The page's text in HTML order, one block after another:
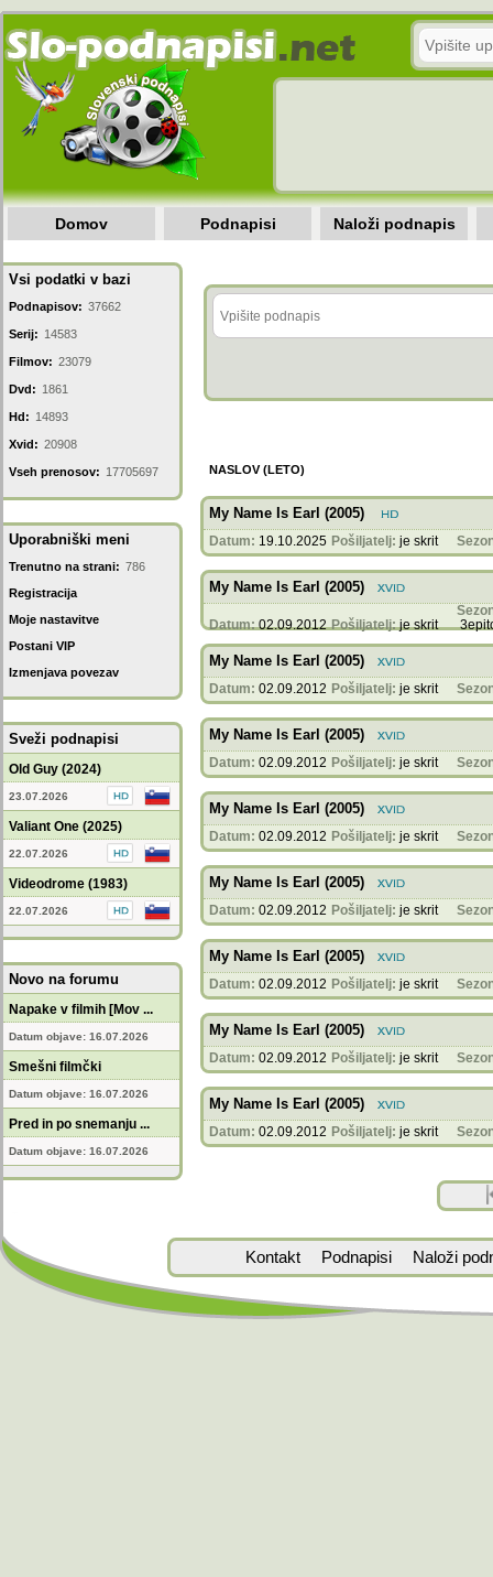
Domov Podnapisi Naloži podnapis
Vsi podatki v bazi
Podnapisov: 37662
Serij: 14583
Filmov: 23079
Dvd: 1861
Hd: 14893
Xvid: 20908
Vseh prenosov: 17705697
Uporabniški meni
Trenutno na strani: 786
Registracija
Moje nastavitve
Postani VIP
Izmenjava povezav
Sveži podnapisi
Old Guy (2024)
23.07.2026
Valiant One (2025)
22.07.2026
Videodrome (1983)
22.07.2026
Novo na forumu
Napake v filmih [Mov ...
Datum objave: 16.07.2026
Smešni filmčki
Datum objave: 16.07.2026
Pred in po snemanju ...
Datum objave: 16.07.2026
NASLOV (LETO)
My Name Is Earl (2005)
Datum: 19.10.2025 Pošiljatelj: je skrit
My Name Is Earl (2005)
Datum: 02.09.2012 Pošiljatelj: je skrit
My Name Is Earl (2005)
Datum: 02.09.2012 Pošiljatelj: je skrit
My Name Is Earl (2005)
Datum: 02.09.2012 Pošiljatelj: je skrit
My Name Is Earl (2005)
Datum: 02.09.2012 Pošiljatelj: je skrit
My Name Is Earl (2005)
Datum: 02.09.2012 Pošiljatelj: je skrit
My Name Is Earl (2005)
Datum: 02.09.2012 Pošiljatelj: je skrit
My Name Is Earl (2005)
Datum: 02.09.2012 Pošiljatelj: je skrit
My Name Is Earl (2005)
Datum: 02.09.2012 Pošiljatelj: je skrit
Kontakt Podnapisi Naloži